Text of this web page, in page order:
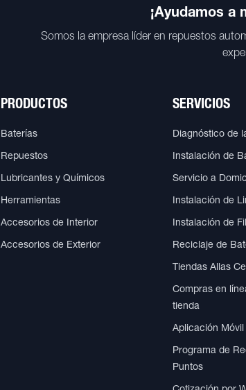
¡Ayudamos a
Somos la empresa líder en repuestos
PRODUCTOS
Baterías
Repuestos
Lubricantes y Químicos
Herramientas
Accesorios de Interior
Accesorios de Exterior
SERVICIOS
Diagnóstico de
Instalación de
Servicio a
Instalación de
Instalación de
Reciclaje de
Tiendas Allas
Compras en
tienda
Aplicación Móvil
Programa de
Puntos